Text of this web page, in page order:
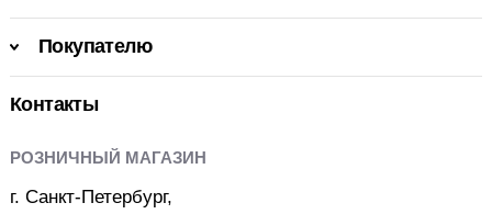
Покупателю
Контакты
РОЗНИЧНЫЙ МАГАЗИН
г. Санкт-Петербург,